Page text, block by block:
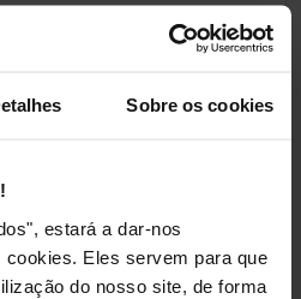
Sobre os cookies
estará a dar-nos
Eles servem para que
do nosso site, de forma
Sim
Sim